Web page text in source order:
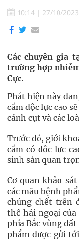
10:14 | 27/10/2023
Các chuyên gia
trường hợp
Cực.
Phát hiện này
cầm độc lực cao
cánh cụt và các
Trước đó, giới
cầm có độc lực
sinh sản quan
Cơ quan khảo
các mẫu bệnh
chúng chết trên
thổ hải ngoại
phía Bắc vùng đất
phẩm được gửi